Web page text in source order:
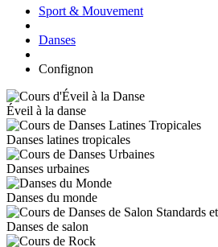
Sport & Mouvement
Danses
Confignon
Éveil à la danse
Danses latines tropicales
Danses urbaines
Danses du monde
Danses de salon